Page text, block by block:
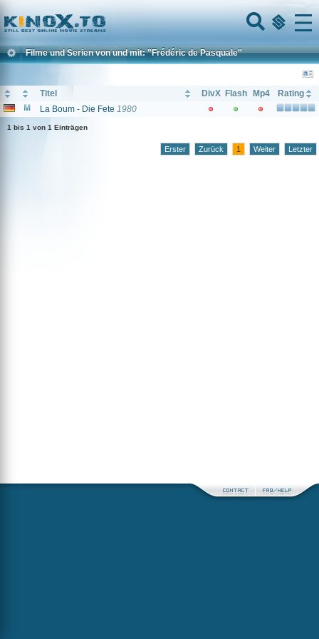
Home
Menu
Filme und Serien von und mit: "Frédéric de Pasquale"
Titel DivX Flash Mp4
Rating
La Boum - Die Fete 1980
1 bis 1 von 1 Einträgen
Erster Zurück 1 Weiter Letzter